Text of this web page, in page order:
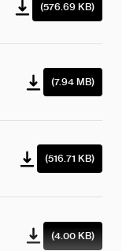
(576.69 KB)
(7.94 MB)
(516.71 KB)
(4.00 KB)